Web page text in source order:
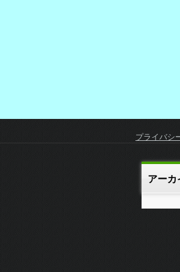
プライバシ
アーカ